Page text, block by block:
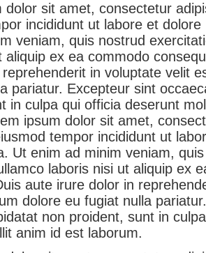
dolor sit amet, consectetur
incididunt ut labore et
veniam, quis nostrud
aliquip ex ea commodo
in voluptate velit
pariatur. Excepteur sint
in culpa qui officia deserunt
ipsum dolor sit amet,
tempor incididunt ut
Ut enim ad minim veniam,
laboris nisi ut aliquip ex
aute irure dolor in
dolore eu fugiat nulla
non proident, sunt in
anim id est laborum.